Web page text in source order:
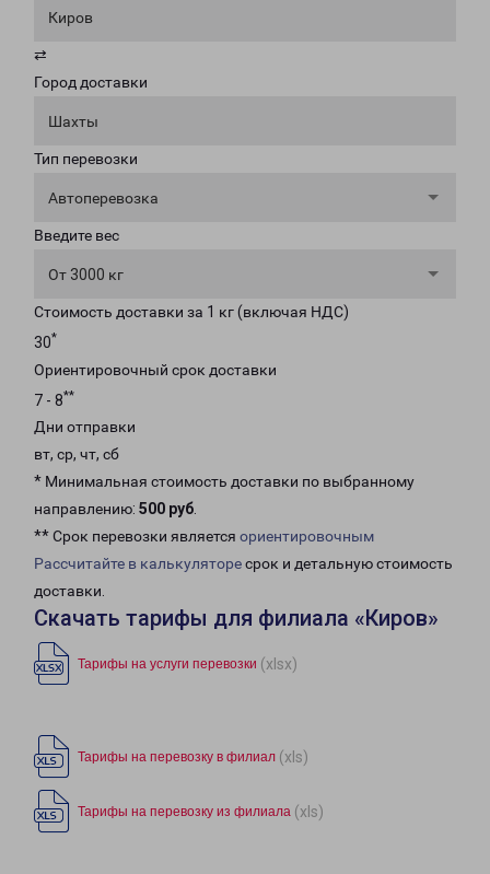
Киров
⇄
Город доставки
Шахты
Тип перевозки
Автоперевозка
Введите вес
От 3000 кг
Стоимость доставки за 1 кг (включая НДС)
30*
Ориентировочный срок доставки
7 - 8**
Дни отправки
вт, ср, чт, сб
* Минимальная стоимость доставки по выбранному
направлению: 500 руб.
** Срок перевозки является ориентировочным
Рассчитайте в калькуляторесрок и детальную стоимость
доставки.
Скачать тарифы для филиала «Киров»
Тарифы на услуги перевозки (xlsx)
Тарифы на перевозку в филиал (xls)
Тарифы на перевозку из филиала (xls)